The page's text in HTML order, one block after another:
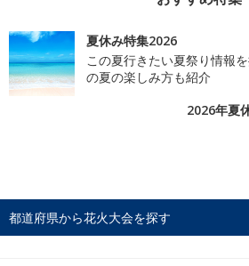
夏休み特集2026
この夏行きたい夏祭り情報
の夏の楽しみ方も紹介
2026年夏
都道府県から花火大会を探す